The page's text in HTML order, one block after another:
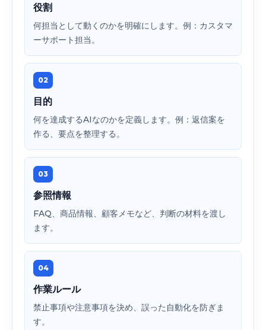
役割
何担当として動くのかを明確にします。例：カスタマ
ーサポート担当。
02
目的
何を達成するAIなのかを定義します。例：返信案を
作る、要点を整理する。
03
参照情報
FAQ、商品情報、顧客メモなど、判断の材料を渡し
ます。
04
作業ルール
禁止事項や注意事項を決め、誤った自動化を防ぎま
す。